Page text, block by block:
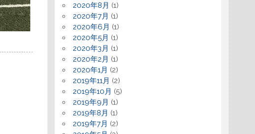
2020年8月 (1)
2020年7月 (1)
2020年6月 (1)
2020年5月 (1)
2020年3月 (1)
2020年2月 (1)
2020年1月 (2)
2019年11月 (2)
2019年10月 (5)
2019年9月 (1)
2019年8月 (1)
2019年7月 (2)